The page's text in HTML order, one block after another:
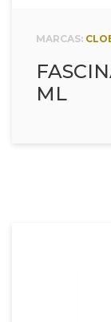
MARCAS:
ML